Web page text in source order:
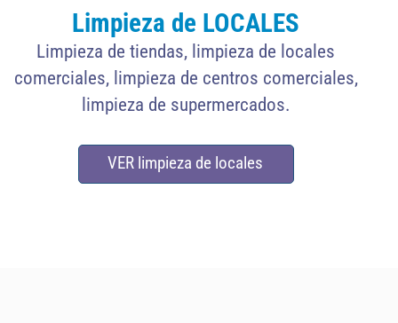
Limpieza de LOCALES
Limpieza de tiendas, limpieza de locales
comerciales, limpieza de centros comerciales,
limpieza de supermercados.
VER limpieza de locales